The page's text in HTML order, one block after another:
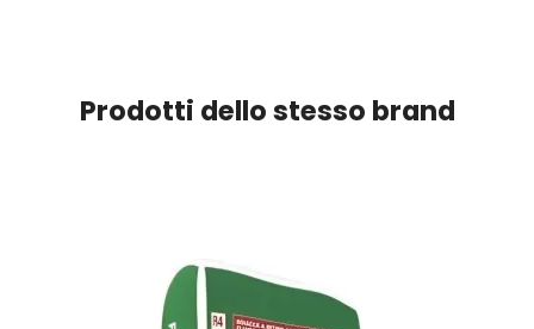
Prodotti dello stesso brand